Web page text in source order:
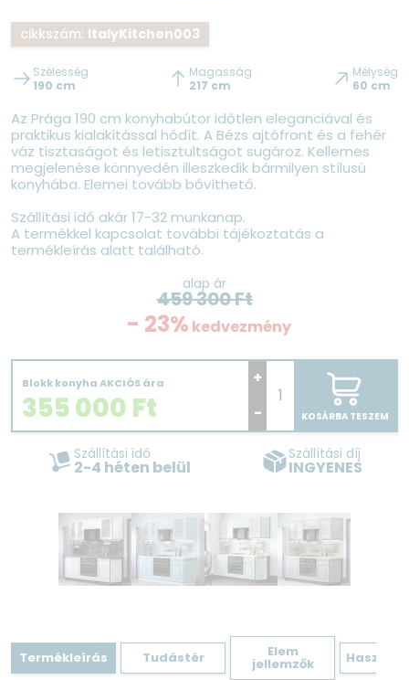
cikkszám: ItalyKitchen003
Szélesség
190 cm
Magasság
217 cm
Mélység
60 cm
Az Prága 190 cm konyhabútor időtlen eleganciával és
praktikus kialakítással hódít. A Bézs ajtófront és a fehér
váz tisztaságot és letisztultságot sugároz. Kellemes
megjelenése könnyedén illeszkedik bármilyen stílusú
konyhába. Elemei tovább bővíthető.
Szállítási idő akár 17-32 munkanap.
A termékkel kapcsolat további tájékoztatás a
termékleírás alatt található.
alap ár
459 300Ft
- 23% kedvezmény
Blokk konyha AKCIÓS ára
355 000 Ft
+
-
KOSÁRBA TESZEM
Szállítási idő
2-4 héten belül
Szállítási díj
INGYENES
Termékleírás Tudástér Elem
jellemzők Hasznos